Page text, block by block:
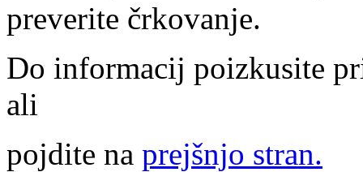
preverite črkovanje.
Do informacij poizkusite
ali
pojdite na prejšnjo stran.